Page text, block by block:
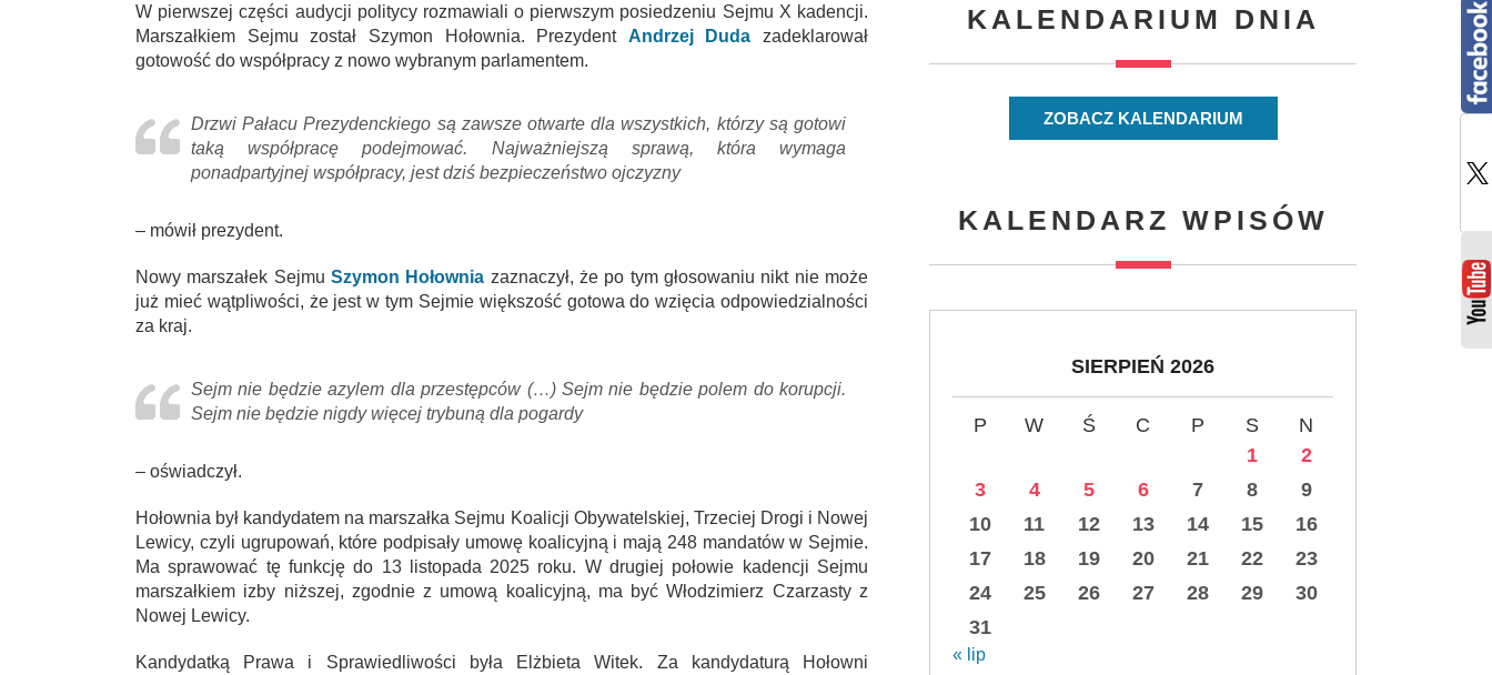
W pierwszej części audycji politycy rozmawiali o pierwszym posiedzeniu Sejmu X kadencji.
Marszałkiem Sejmu został Szymon Hołownia. Prezydent Andrzej Duda zadeklarował
gotowość do współpracy z nowo wybranym parlamentem.
Drzwi Pałacu Prezydenckiego są zawsze otwarte dla wszystkich, którzy są gotowi
taką współpracę podejmować. Najważniejszą sprawą, która wymaga
ponadpartyjnej współpracy, jest dziś bezpieczeństwo ojczyzny
– mówił prezydent.
Nowy marszałek Sejmu Szymon Hołownia zaznaczył, że po tym głosowaniu nikt nie może
już mieć wątpliwości, że jest w tym Sejmie większość gotowa do wzięcia odpowiedzialności
za kraj.
Sejm nie będzie azylem dla przestępców (…) Sejm nie będzie polem do korupcji.
Sejm nie będzie nigdy więcej trybuną dla pogardy
– oświadczył.
Hołownia był kandydatem na marszałka Sejmu Koalicji Obywatelskiej, Trzeciej Drogi i Nowej
Lewicy, czyli ugrupowań, które podpisały umowę koalicyjną i mają 248 mandatów w Sejmie.
Ma sprawować tę funkcję do 13 listopada 2025 roku. W drugiej połowie kadencji Sejmu
marszałkiem izby niższej, zgodnie z umową koalicyjną, ma być Włodzimierz Czarzasty z
Nowej Lewicy.
Kandydatką Prawa i Sprawiedliwości była Elżbieta Witek. Za kandydaturą Hołowni
KALENDARIUM DNIA
ZOBACZ KALENDARIUM
KALENDARZ WPISÓW
SIERPIEŃ 2026
P W Ś C P S
N
1
2
3
4 5 6 7 8
9
10
11 12 13 14 15
16
17
18 19 20 21 22
23
24
25 26 27 28 29
30
31
« lip